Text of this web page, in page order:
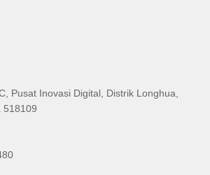
Pusat Inovasi Digital, Distrik Longhua,
518109